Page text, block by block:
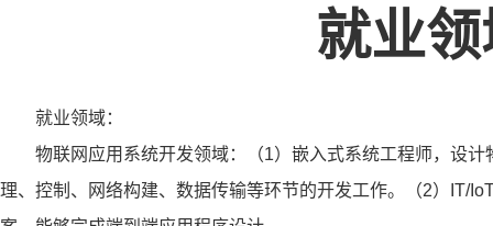
就业
就业领域：
物联网应用系统开发领域：（1）嵌入式系统工程师，设
理、控制、网络构建、数据传输等环节的开发工作。（2）IT/